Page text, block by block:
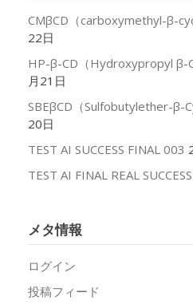
CMβCD（carboxymethyl-β-
22日
HP-β-CD（Hydroxypropyl β-
月21日
SBEβCD（Sulfobutylether-β-
20日
TEST AI SUCCESS FINAL 003
TEST AI FINAL REAL
メタ情報
ログイン
投稿フィード